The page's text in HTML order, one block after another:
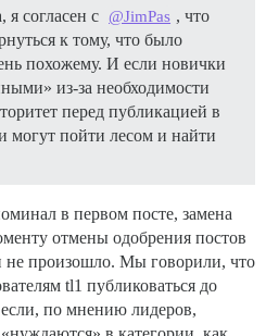
согласен с @JimPas , что
к тому, что было
похожему. И если новички
из-за необходимости
перед публикацией в
могут пойти лесом и найти
в первом посте, замена
отмены одобрения постов
не произошло. Мы говорили, что
tl1 публиковаться до
по мнению лидеров,